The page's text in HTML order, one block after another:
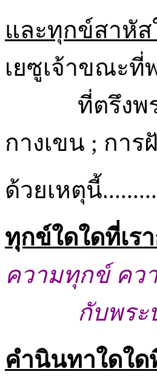
และทุกข์สาหัส
เยซูเจ้าขณะที่
ที่ตรึงพ
กางเขน ; การ
ด้วยเหตุนี้
ทุกข์ใดใดที่เร
ความทุกข์ คว
กับพระ
คำนินทาใดใด